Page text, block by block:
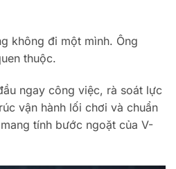
không đi một mình. Ông
thuộc.
ngay công việc, rà soát lực
vận hành lối chơi và chuẩn
tính bước ngoặt của V-